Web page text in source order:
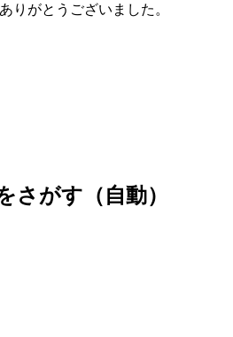
りがとうございました。
さがす（自動）